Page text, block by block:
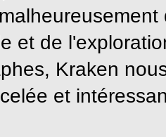
et de
Kraken
et